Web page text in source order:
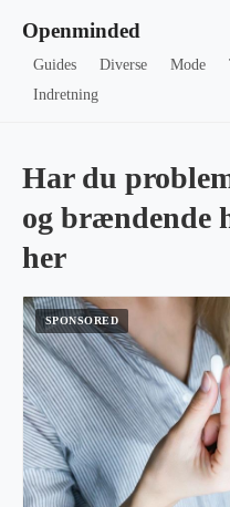
Openminded
Guides Diverse Mode
Indretning
Har du
og brændende
her